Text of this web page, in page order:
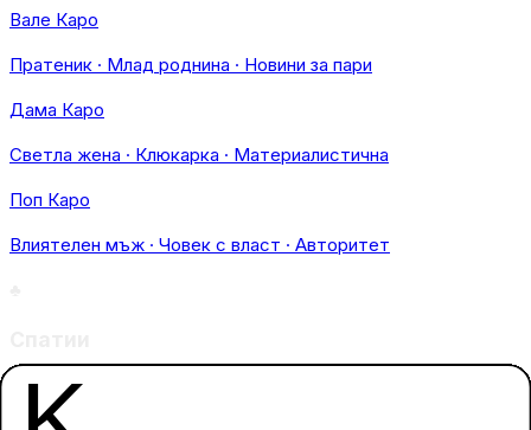
Вале Каро
Пратеник · Млад роднина · Новини за пари
Дама Каро
Светла жена · Клюкарка · Материалистична
Поп Каро
Влиятелен мъж · Човек с власт · Авторитет
Спатии (Трефи/Кръстове): Символизират действието,
комуникацията, пътуванията и новите начинания.